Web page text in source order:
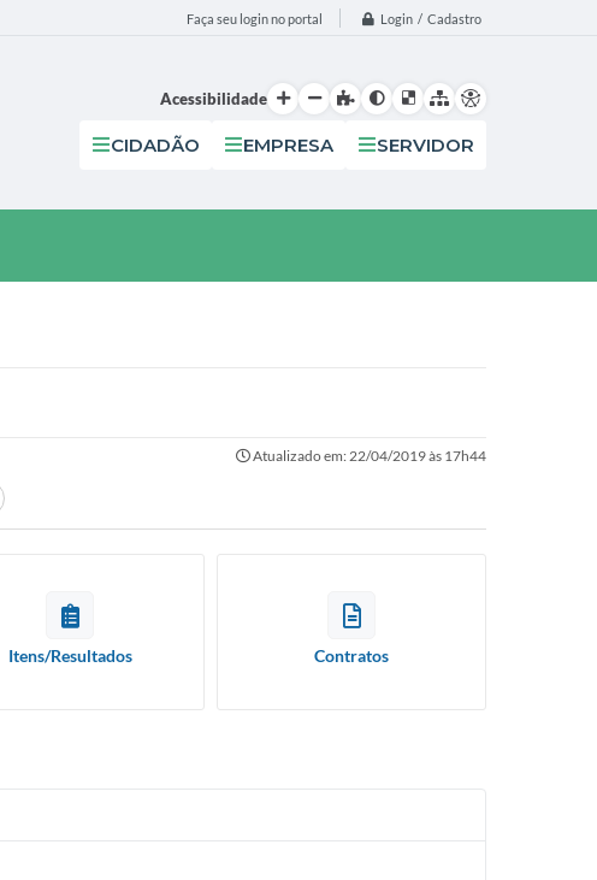
Faça seu login no portal Login / Cadastro
Acessibilidade
CIDADÃO EMPRESA SERVIDOR
Atualizado em: 22/04/2019 às 17h44
Itens/Resultados Contratos